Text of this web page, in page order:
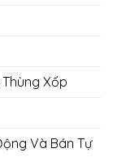
Xốp
Và Bán Tự